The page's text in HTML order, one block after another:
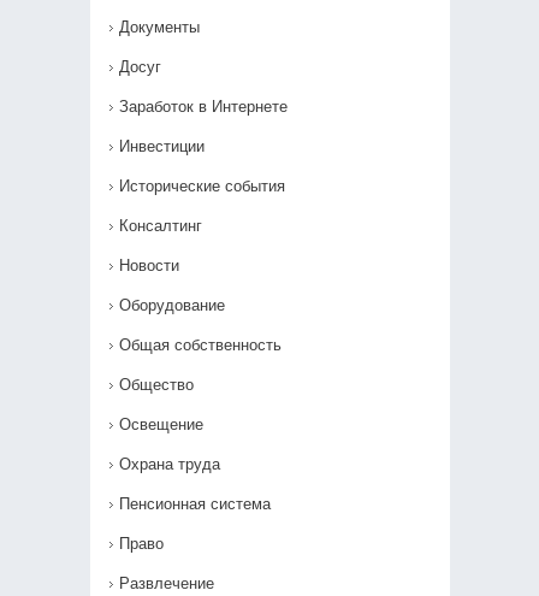
Документы
Досуг
Заработок в Интернете
Инвестиции
Исторические события
Консалтинг
Новости
Оборудование
Общая собственность
Общество
Освещение
Охрана труда
Пенсионная система
Право
Развлечение